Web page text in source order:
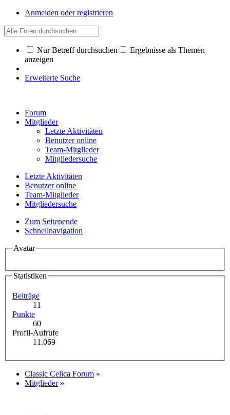
Anmelden oder registrieren
Nur Betreff durchsuchen
Ergebnisse als Themen
anzeigen
Erweiterte Suche
Forum
Mitglieder
Letzte Aktivitäten
Benutzer online
Team-Mitglieder
Mitgliedersuche
Letzte Aktivitäten
Benutzer online
Team-Mitglieder
Mitgliedersuche
Zum Seitenende
Schnellnavigation
Avatar
Statistiken
Beiträge
11
Punkte
60
Profil-Aufrufe
11.069
Classic Celica Forum »
Mitglieder »